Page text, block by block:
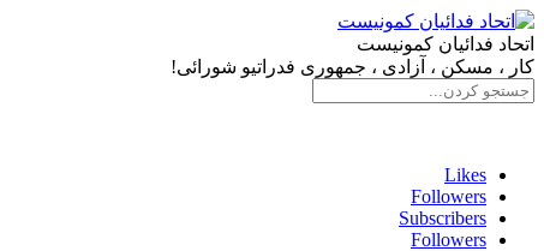
اتحاد فدائیان کمونیست
کار ، مسکن ، آزادی ، جمهوری فدراتیو شورائی!
Likes
Followers
Subscribers
Followers